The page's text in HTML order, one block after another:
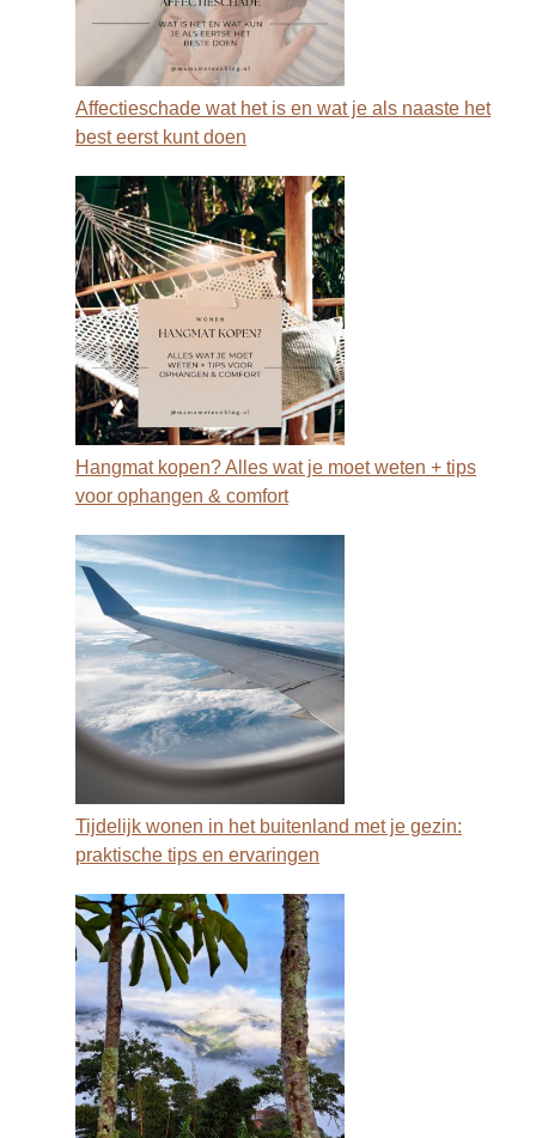
Affectieschade wat het is en wat je als naaste het
best eerst kunt doen
Hangmat kopen? Alles wat je moet weten + tips
voor ophangen & comfort
Tijdelijk wonen in het buitenland met je gezin:
praktische tips en ervaringen